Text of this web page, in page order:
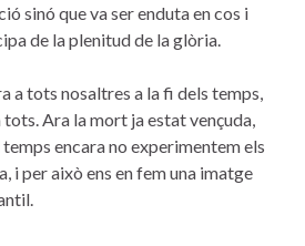
sinó que va ser enduta en cos i
de la plenitud de la glòria.
a tots nosaltres a la fi dels temps,
Ara la mort ja estat vençuda,
encara no experimentem els
i per això ens en fem una imatge